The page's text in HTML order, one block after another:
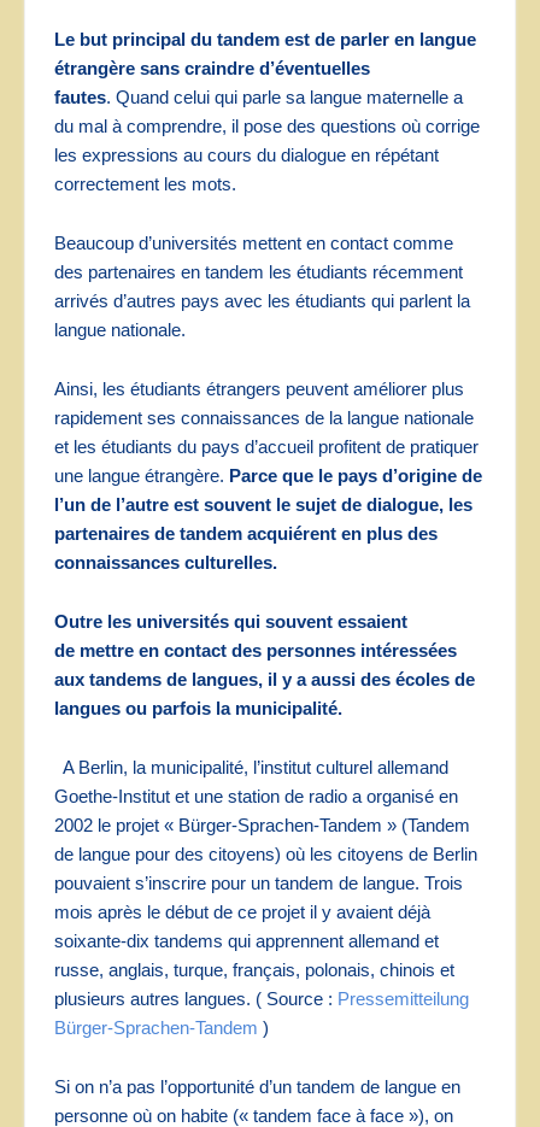
Le but principal du tandem est de parler en langue
étrangère sans craindre d’éventuelles
fautes. Quand celui qui parle sa langue maternelle a
du mal à comprendre, il pose des questions où corrige
les expressions au cours du dialogue en répétant
correctement les mots.
Beaucoup d’universités mettent en contact comme
des partenaires en tandem les étudiants récemment
arrivés d’autres pays avec les étudiants qui parlent la
langue nationale.
Ainsi, les étudiants étrangers peuvent améliorer plus
rapidement ses connaissances de la langue nationale
et les étudiants du pays d’accueil profitent de pratiquer
une langue étrangère. Parce que le pays d’origine de
l’un de l’autre est souvent le sujet de dialogue, les
partenaires de tandem acquiérent en plus des
connaissances culturelles.
Outre les universités qui souvent essaient
de mettre en contact des personnes intéressées
aux tandems de langues, il y a aussi des écoles de
langues ou parfois la municipalité.
A Berlin, la municipalité, l’institut culturel allemand
Goethe-Institut et une station de radio a organisé en
2002 le projet « Bürger-Sprachen-Tandem » (Tandem
de langue pour des citoyens) où les citoyens de Berlin
pouvaient s’inscrire pour un tandem de langue. Trois
mois après le début de ce projet il y avaient déjà
soixante-dix tandems qui apprennent allemand et
russe, anglais, turque, français, polonais, chinois et
plusieurs autres langues. ( Source : Pressemitteilung
Bürger-Sprachen-Tandem )
Si on n’a pas l’opportunité d’un tandem de langue en
personne où on habite (« tandem face à face »), on